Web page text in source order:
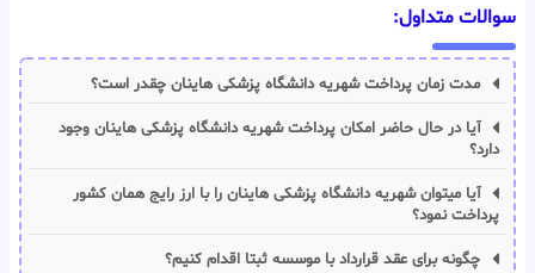
سوالات متداول:
مدت زمان پرداخت شهریه دانشگاه پزشکی هاینان چقدر است؟
آیا در حال حاضر امکان پرداخت شهریه دانشگاه پزشکی هاینان وجود
دارد؟
آیا میتوان شهریه دانشگاه پزشکی هاینان را با ارز رایج همان کشور
پرداخت نمود؟
چگونه برای عقد قرارداد با موسسه ثبتا اقدام کنیم؟